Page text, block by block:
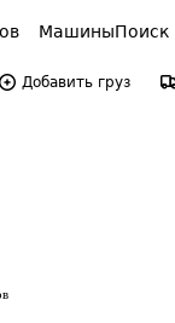
Машины
Добавить груз